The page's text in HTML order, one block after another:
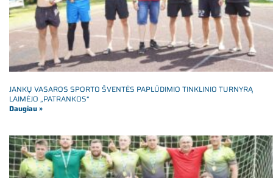
JANKŲ VASAROS SPORTO ŠVENTĖS PAPLŪDIMIO TINKLINIO TURNYRĄ
LAIMĖJO „PATRANKOS“
Daugiau »